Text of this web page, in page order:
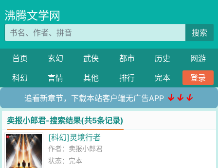
沸腾文学网
搜索
首页 玄幻 武侠 都市 历史
网游
科幻
言情 其他 排行 完本 登录
追看新章节，下载本站客户端无广告APP ↓↓↓
卖报小郎君-搜索结果(共5条记录)
[科幻]灵境行者
作者： 卖报小郎君
状态：完本